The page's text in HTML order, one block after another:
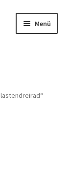
Menü
öffnen